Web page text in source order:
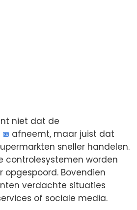
niet dat de
afneemt, maar juist dat
sneller handelen.
controlesystemen worden
opgespoord. Bovendien
verdachte situaties
of sociale media.